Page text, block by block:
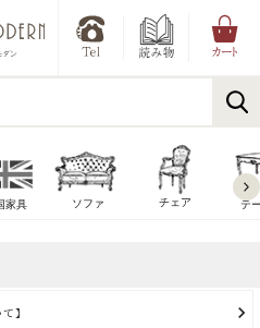
家具 ソファ チェア テ